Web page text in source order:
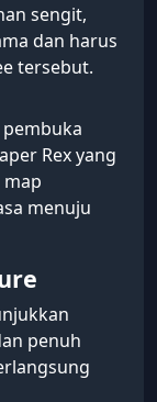
sengit,
dan harus
tersebut.
Rex yang
menuju
penuh